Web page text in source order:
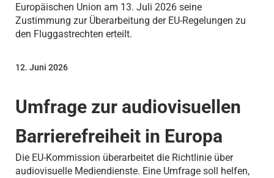
Europäischen Union am 13. Juli 2026 seine
Zustimmung zur Überarbeitung der EU-Regelungen zu
den Fluggastrechten erteilt.
Umfrage zur audiovisuellen
Barrierefreiheit in Europa
12. Juni 2026
Die EU-Kommission überarbeitet die Richtlinie über
audiovisuelle Mediendienste. Eine Umfrage soll helfen,